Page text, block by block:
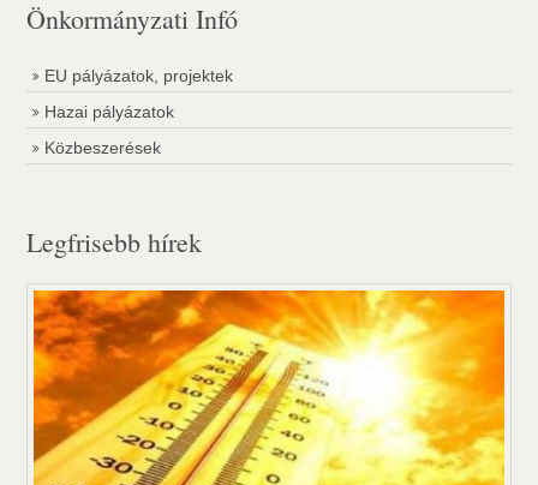
Önkormányzati Infó
EU pályázatok, projektek
Hazai pályázatok
Közbeszerések
Legfrisebb hírek